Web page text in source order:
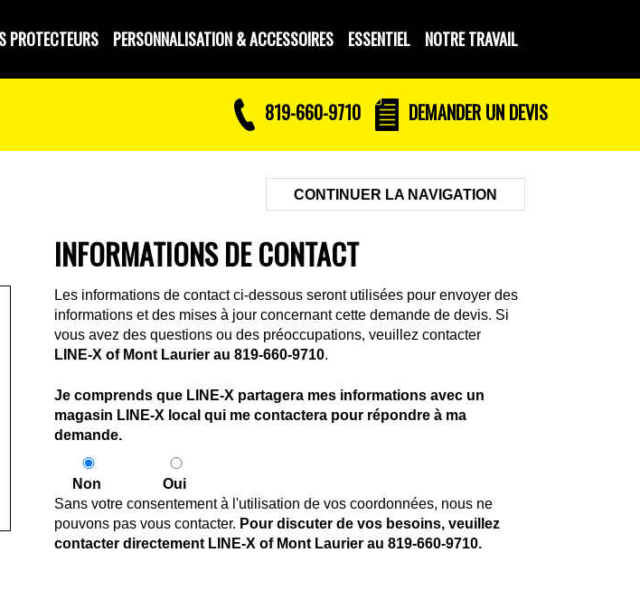
PROTECTEURS PERSONNALISATION & ACCESSOIRES ESSENTIEL NOTRE TRAVAIL
819-660-9710 DEMANDER UN DEVIS
CONTINUER LA NAVIGATION
INFORMATIONS DE CONTACT
Les informations de contact ci-dessous seront utilisées pour envoyer des
informations et des mises à jour concernant cette demande de devis. Si
vous avez des questions ou des préoccupations, veuillez contacter
LINE-X of Mont Laurier au 819-660-9710.
Je comprends que LINE-X partagera mes informations avec un
magasin LINE-X local qui me contactera pour répondre à ma
demande.
Non
Oui
Sans votre consentement à l'utilisation de vos coordonnées, nous ne
pouvons pas vous contacter. Pour discuter de vos besoins, veuillez
contacter directement LINE-X of Mont Laurier au 819-660-9710.